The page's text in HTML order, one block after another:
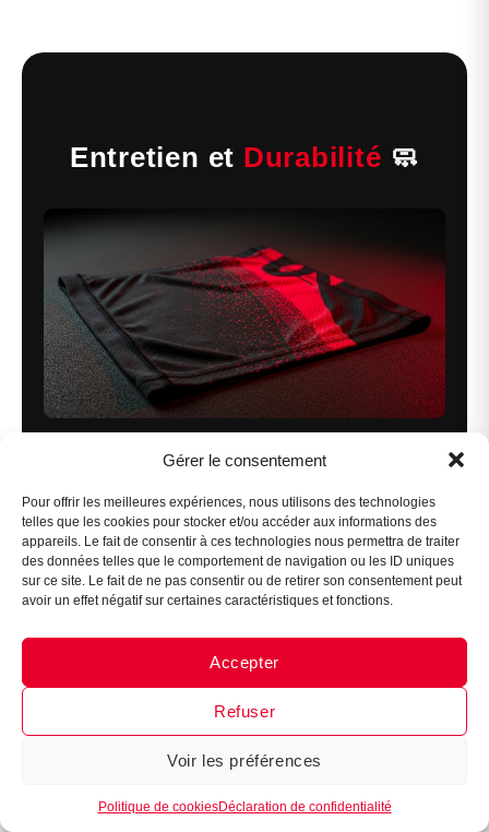
Gérer le consentement
Pour offrir les meilleures expériences, nous utilisons des technologies
telles que les cookies pour stocker et/ou accéder aux informations des
appareils. Le fait de consentir à ces technologies nous permettra de traiter
des données telles que le comportement de navigation ou les ID uniques
sur ce site. Le fait de ne pas consentir ou de retirer son consentement peut
avoir un effet négatif sur certaines caractéristiques et fonctions.
Accepter
Refuser
Voir les préférences
Politique de cookiesDéclaration de confidentialité
Assistant B.EASE
Messenger · Instagram
Entretien et Durabilité 🧼
Quelques gestes simples pour maximiser la
durée de vie de votre équipement.
Un short de compression de qualité représente un
investissement qui mérite d’être protégé par un
entretien approprié. Les tissus techniques qui
composent ces vêtements sont certes robustes,
frottements excessifs.
À l’inverse, un short correctement entretenu peut